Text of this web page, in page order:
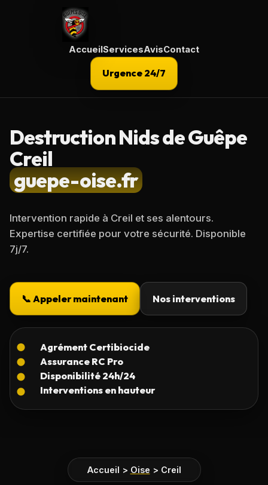
AccueilServicesAvisContact
Urgence 24/7
Destruction Nids de Guêpe
Creil
guepe-oise.fr
Intervention rapide à Creil et ses alentours.
Expertise certifiée pour votre sécurité. Disponible
7j/7.
📞 Appeler maintenant Nos interventions
Accueil > Oise > Creil